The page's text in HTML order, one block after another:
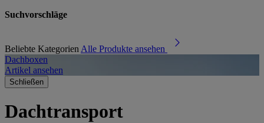
Suchvorschläge
Beliebte Kategorien Alle Produkte ansehen
Dachboxen
Artikel ansehen
Schließen
Dachtransport